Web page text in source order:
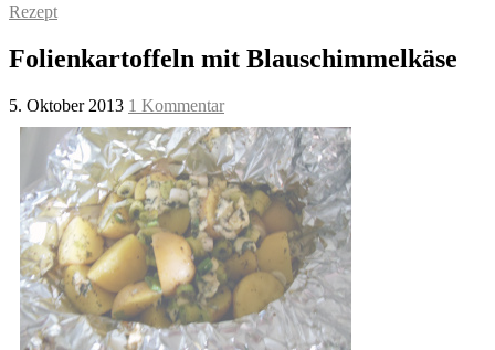
Rezept
Folienkartoffeln mit Blauschimmelkäse
5. Oktober 2013 1 Kommentar